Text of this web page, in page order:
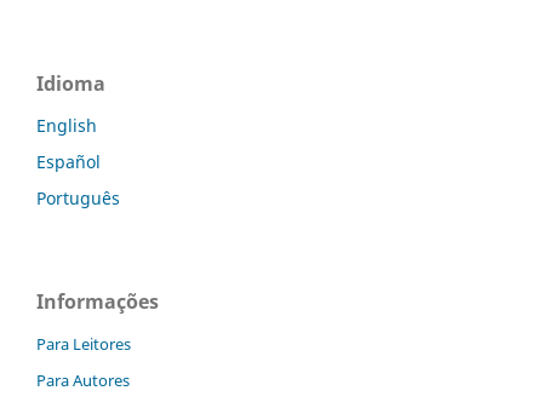
Idioma
English
Español
Português
Informações
Para Leitores
Para Autores